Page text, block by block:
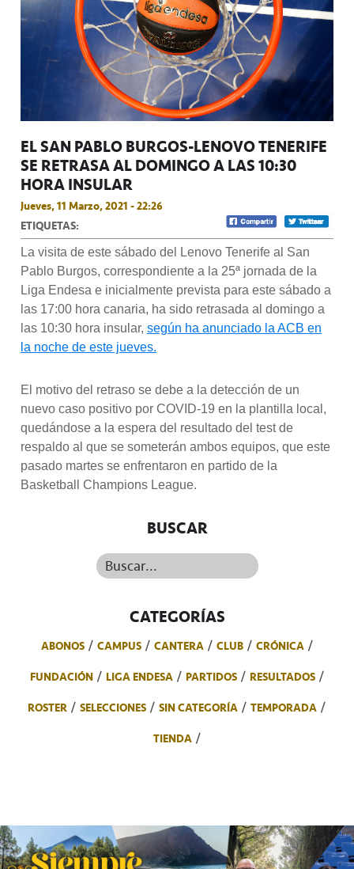
EL SAN PABLO BURGOS-LENOVO TENERIFE
SE RETRASA AL DOMINGO A LAS 10:30
HORA INSULAR
Jueves, 11 Marzo, 2021 - 22:26
ETIQUETAS:
La visita de este sábado del Lenovo Tenerife al San
Pablo Burgos, correspondiente a la 25ª jornada de la
Liga Endesa e inicialmente prevista para este sábado a
las 17:00 hora canaria, ha sido retrasada al domingo a
las 10:30 hora insular, según ha anunciado la ACB en
la noche de este jueves.
El motivo del retraso se debe a la detección de un
nuevo caso positivo por COVID-19 en la plantilla local,
quedándose a la espera del resultado del test de
respaldo al que se someterán ambos equipos, que este
pasado martes se enfrentaron en partido de la
Basketball Champions League.
BUSCAR
Buscar...
CATEGORÍAS
ABONOS CAMPUS CANTERA CLUB
CRÓNICA
FUNDACIÓN
LIGA ENDESA PARTIDOS
RESULTADOS
ROSTER
SELECCIONES SIN CATEGORÍA
TEMPORADA
TIENDA